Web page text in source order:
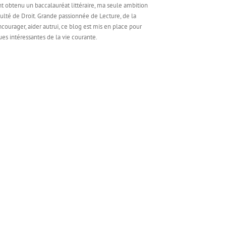
obtenu un baccalauréat littéraire, ma seule ambition
de Droit. Grande passionnée de Lecture, de la
aider autrui, ce blog est mis en place pour
intéressantes de la vie courante.